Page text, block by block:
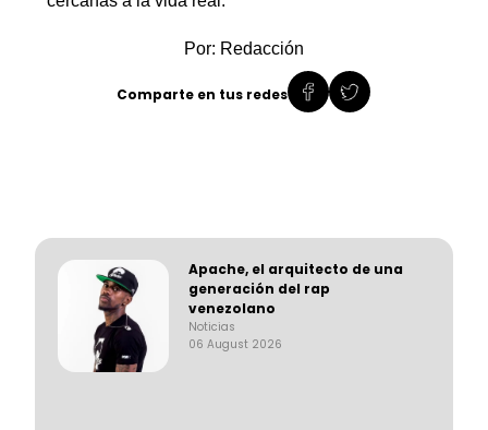
Apache, el arquitecto de una
generación del rap
venezolano
Noticias
06 August 2026
Por: Redacción
Comparte en tus redes